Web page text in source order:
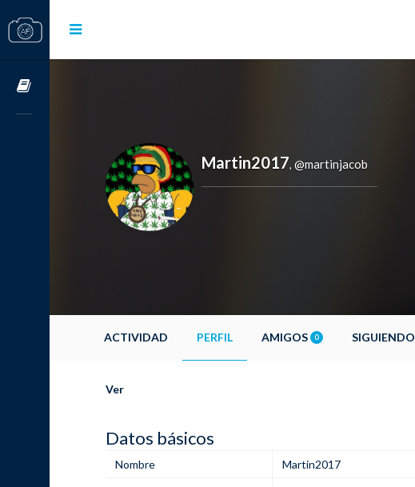
Martin2017, @martinjacob
ACTIVIDAD PERFIL AMIGOS 0 SIGUIENDO
Ver
Datos básicos
Nombre
Martin2017